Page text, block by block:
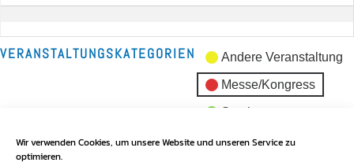
Wir verwenden Cookies, um unsere Website und unseren Service zu
optimieren.
GFK
VERANSTALTUNGSKATEGORIEN Andere Veranstaltung
Messe/Kongress
Seminar
Sitzungen